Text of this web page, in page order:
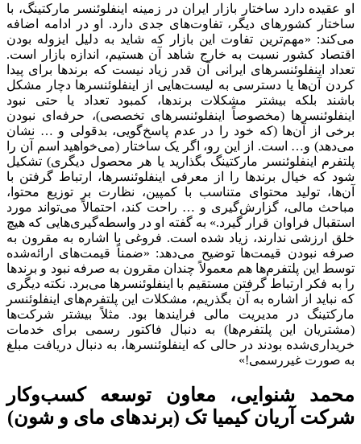
او عقیده دارد ساختار بازار ایران در زمینه اینفلوئنسر مارکتینگ، با
ساختار کشورهای دیگر، تفاوت‌های جدی دارد. او در ادامه اضافه
می‌کند: «مهم‌ترین تفاوت این بازار که شاید به دلیل ایزوله بودن
اقتصاد کشور نسبت به خارج شاهد آن هستیم، اندازه بازار است.
تعداد اینفلوئنسرهای ایرانی آن قدر زیاد نیست که برندها برای پیدا
کردن آن‌ها یا دسترسی به لیست‌هایی از اینفلوئنسرها دچار مشکل
باشند بلکه بیشتر مشکلات برندها، کمبود تعداد یا حتی نبود
اینفلوئنسرها (مخصوصاً اینفلوئنسرهای تخصصی)، حرفه‌ای نبودن
برخی از آن‌ها (که خود را در عدم پاسخ‌گویی، بدقولی و … نشان
می‌دهد) و… است. از این رو، اگر یک ساختار (می‌خواهید اسم آن را
پلتفرم اینفلوئنسر مارکتینگ بگذارید یا هر محصول دیگری) تشکیل
شود که خیال برندها را از معرفی اینفلوئنسرها، ارتباط گرفتن با
آن‌ها، تولید محتوای متناسب با کمپین، نظارت بر توزیع محتوا،
مباحث مالی، گزارش‌گیری و … راحت کند، احتمالاً می‌تواند مورد
استقبال فراوان قرار گیرد.» به گفته او در واسطه‌گیری‌هایی که هیچ
خلق ارزشی ندارند، زیاد شده است. فروغی با اشاره به مقرون به
صرفه نبودن قیمت‌ها توضیح می‌دهد: «ضمناً قیمت‌های ارائه‌شده
توسط این پلتفرم‌ها هم معمولاً چندان مقرون به صرفه نبود و برندها
را به فکر ارتباط گرفتن مستقیم با اینفلوئنسرها می‌برد. نکته دیگری
که نباید از اشاره به آن بگذریم، مشکلات این پلتفرم‌های اینفلوئنسر
مارکتینگ در مدیریت مالی فرایندها بود. مثلاً بیشتر شرکت‌ها
(مشتریان این پلتفرم‌ها) به دنبال فاکتور رسمی برای خدمات
خریداری‌شده بودند در حالی که اینفلوئنسرها، به دنبال دریافت مبلغ
به صورت غیررسمی!»
محمد شنوایی، معاون توسعه کسب‌وکار
شرکت آریان کیمیا تک (برندهای مای و شون)